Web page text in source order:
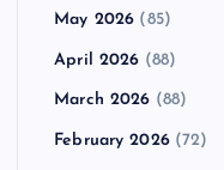
May 2026 (85)
April 2026 (88)
March 2026 (88)
February 2026(72)